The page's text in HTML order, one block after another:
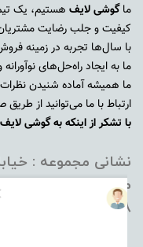
ماگوشی لایف هستیم، یک
کیفیت و جلب رضایت
با سال‌ها تجربه در زمینه
ما به ایجاد راه‌حل‌های
ما همیشه آماده شنیدن
ارتباط با ما می‌توانید از
با تشکر از اینکه به گوشی لایف
نشانی مجموعه :
10098